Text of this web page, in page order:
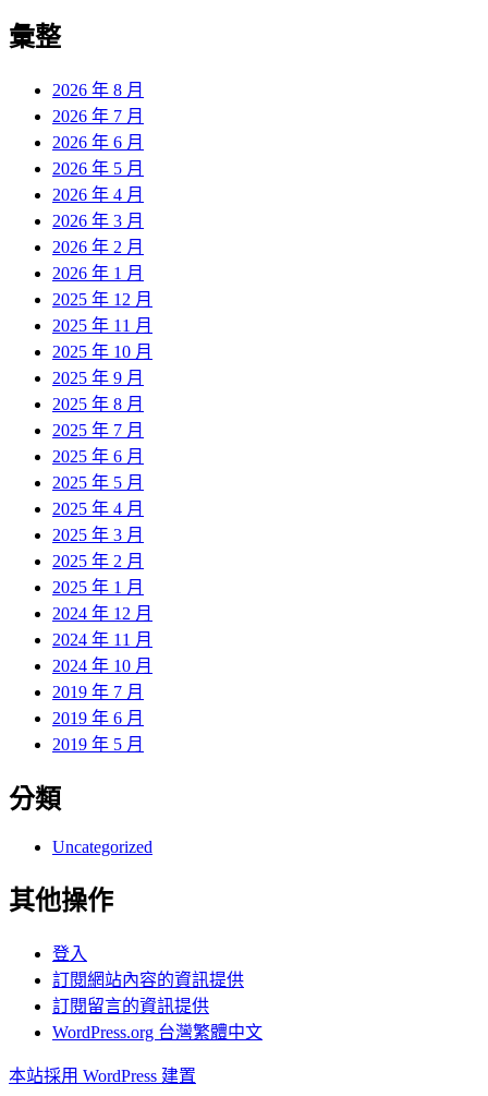
彙整
2026 年 8 月
2026 年 7 月
2026 年 6 月
2026 年 5 月
2026 年 4 月
2026 年 3 月
2026 年 2 月
2026 年 1 月
2025 年 12 月
2025 年 11 月
2025 年 10 月
2025 年 9 月
2025 年 8 月
2025 年 7 月
2025 年 6 月
2025 年 5 月
2025 年 4 月
2025 年 3 月
2025 年 2 月
2025 年 1 月
2024 年 12 月
2024 年 11 月
2024 年 10 月
2019 年 7 月
2019 年 6 月
2019 年 5 月
分類
Uncategorized
其他操作
登入
訂閱網站內容的資訊提供
訂閱留言的資訊提供
WordPress.org 台灣繁體中文
本站採用 WordPress 建置